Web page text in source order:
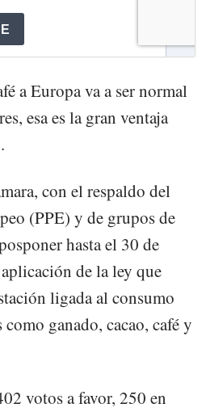
a Europa va a ser normal
esa es la gran ventaja
con el respaldo del
(PPE) y de grupos de
hasta el 30 de
de la ley que
ligada al consumo
ganado, cacao, café y
votos a favor, 250 en